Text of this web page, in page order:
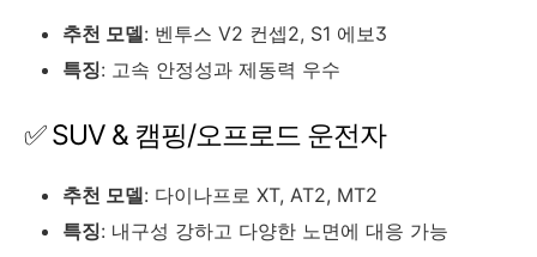
추천 모델: 벤투스 V2 컨셉2, S1 에보3
특징: 고속 안정성과 제동력 우수
✅ SUV & 캠핑/오프로드 운전자
추천 모델: 다이나프로 XT, AT2, MT2
특징: 내구성 강하고 다양한 노면에 대응 가능